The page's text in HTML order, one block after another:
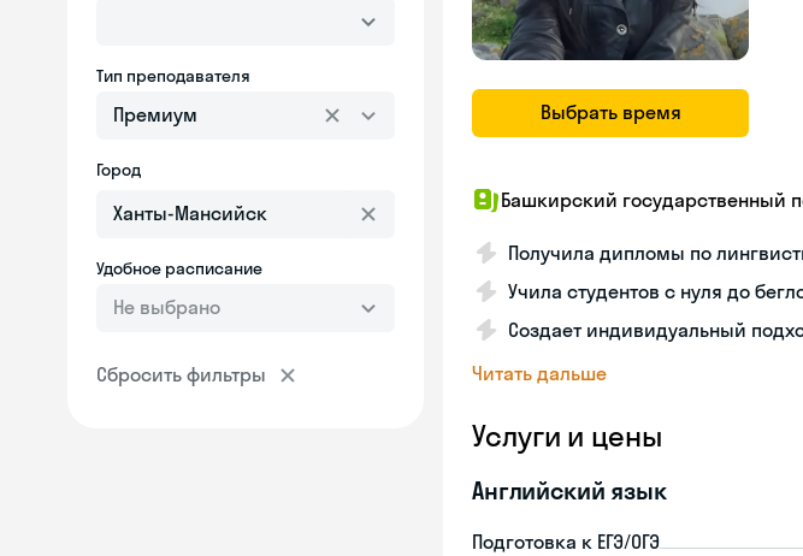
Тип преподавателя
Премиум
Город
Удобное расписание
Не выбрано
Сбросить фильтры
Выбрать время
Башкирский государственный
Получила дипломы по
Учила студентов с нуля до
Создает индивидуальный
Читать дальше
Услуги и цены
Английский язык
Подготовка к ЕГЭ/ОГЭ